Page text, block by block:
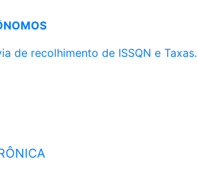
de recolhimento de ISSQN e Taxas.